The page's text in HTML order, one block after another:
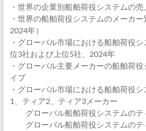
・世界の企業別船舶荷役システムの売
・世界の船舶荷役システムのメーカ
2024年）
・グローバル市場における船舶荷役
位3社および上位5社、2024年
・グローバル主要メーカーの船舶荷
イプ
・グローバル市場における船舶荷役
1、ティア2、ティア3メーカー
グローバル船舶荷役システムのテ
グローバル船舶荷役システムのテ